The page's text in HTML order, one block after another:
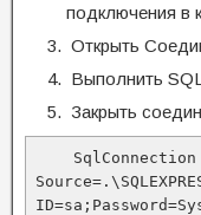
подключения в
Открыть
Выполнить
Закрыть